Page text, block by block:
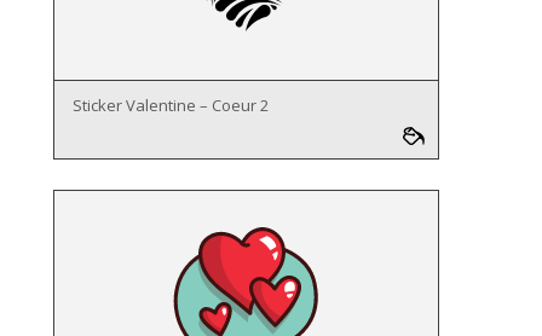
Sticker Valentine – Coeur 2